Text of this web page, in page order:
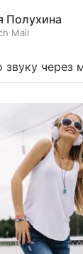
Полухина
Mail
звуку через